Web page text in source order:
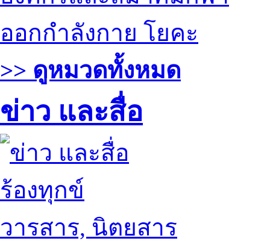
ออกกำลังกาย โยคะ
>> ดูหมวดทั้งหมด
ข่าว และสื่อ
ร้องทุกข์
วารสาร, นิตยสาร